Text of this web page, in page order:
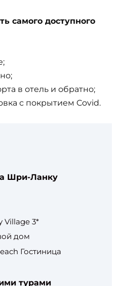
самого доступного
в отель и обратно;
с покрытием Covid.
Шри-Ланку
Village 3*
дом
Гостиница
турами